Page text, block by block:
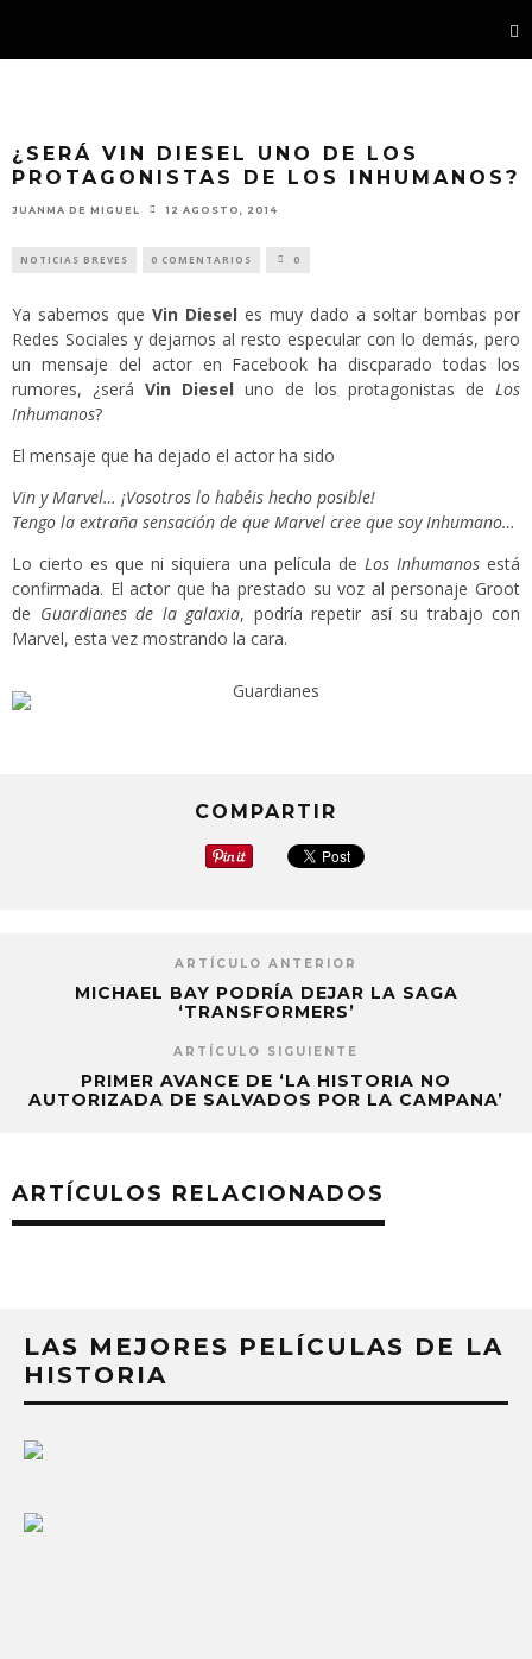
¿SERÁ VIN DIESEL UNO DE LOS
PROTAGONISTAS DE LOS INHUMANOS?
JUANMA DE MIGUEL 12 AGOSTO, 2014
NOTICIAS BREVES 0 COMENTARIOS 0
Ya sabemos que Vin Diesel es muy dado a soltar bombas por
Redes Sociales y dejarnos al resto especular con lo demás, pero
un mensaje del actor en Facebook ha discparado todas los
rumores, ¿será Vin Diesel uno de los protagonistas de Los
Inhumanos?
El mensaje que ha dejado el actor ha sido
Vin y Marvel… ¡Vosotros lo habéis hecho posible!
Tengo la extraña sensación de que Marvel cree que soy Inhumano…
Lo cierto es que ni siquiera una película de Los Inhumanosestá
confirmada. El actor que ha prestado su voz al personaje Groot
de Guardianes de la galaxia, podría repetir así su trabajo con
Marvel, esta vez mostrando la cara.
COMPARTIR
ARTÍCULO ANTERIOR
MICHAEL BAY PODRÍA DEJAR LA SAGA
‘TRANSFORMERS’
ARTÍCULO SIGUIENTE
PRIMER AVANCE DE ‘LA HISTORIA NO
AUTORIZADA DE SALVADOS POR LA CAMPANA’
ARTÍCULOS RELACIONADOS
LAS MEJORES PELÍCULAS DE LA
HISTORIA